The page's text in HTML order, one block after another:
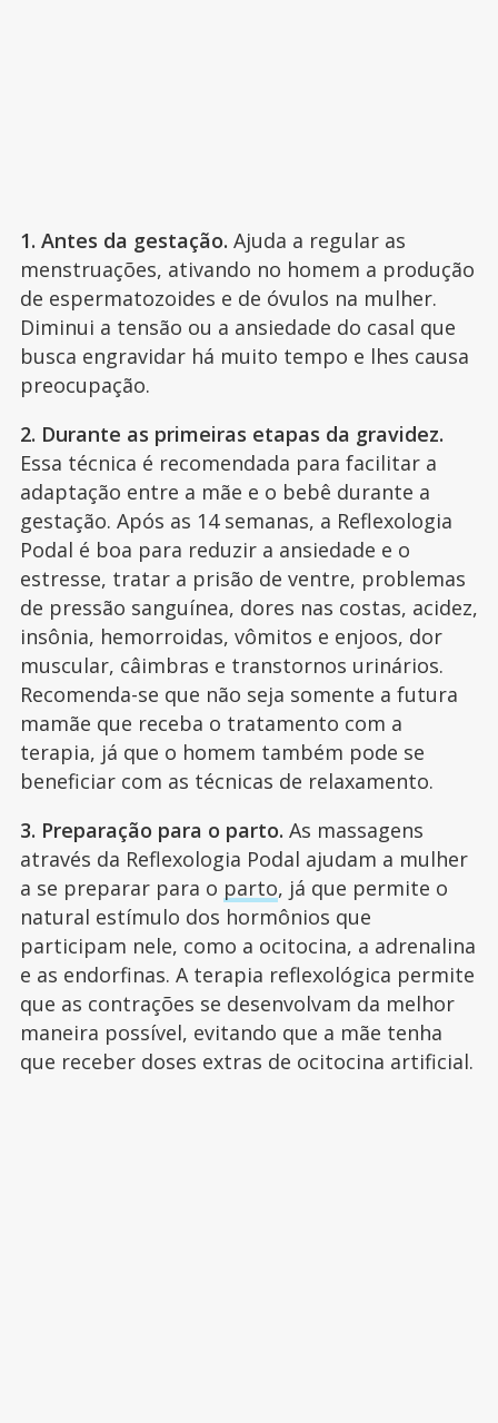
1. Antes da gestação. Ajuda a regular as
menstruações, ativando no homem a produção
de espermatozoides e de óvulos na mulher.
Diminui a tensão ou a ansiedade do casal que
busca engravidar há muito tempo e lhes causa
preocupação.
2. Durante as primeiras etapas da gravidez.
Essa técnica é recomendada para facilitar a
adaptação entre a mãe e o bebê durante a
gestação. Após as 14 semanas, a Reflexologia
Podal é boa para reduzir a ansiedade e o
estresse, tratar a prisão de ventre, problemas
de pressão sanguínea, dores nas costas, acidez,
insônia, hemorroidas, vômitos e enjoos, dor
muscular, câimbras e transtornos urinários.
Recomenda-se que não seja somente a futura
mamãe que receba o tratamento com a
terapia, já que o homem também pode se
beneficiar com as técnicas de relaxamento.
3. Preparação para o parto. As massagens
através da Reflexologia Podal ajudam a mulher
a se preparar para o parto, já que permite o
natural estímulo dos hormônios que
participam nele, como a ocitocina, a adrenalina
e as endorfinas. A terapia reflexológica permite
que as contrações se desenvolvam da melhor
maneira possível, evitando que a mãe tenha
que receber doses extras de ocitocina artificial.